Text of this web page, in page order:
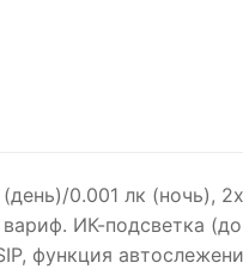
0.001 лк (ночь),
ИК-подсветка
функция